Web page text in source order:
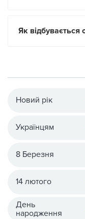
Як відбувається
Новий рік
Українцям
8 Березня
14 лютого
День
народження